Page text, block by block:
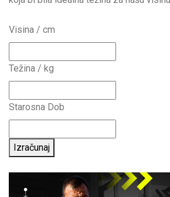
Visina / cm
Težina / kg
Starosna Dob
Izračunaj